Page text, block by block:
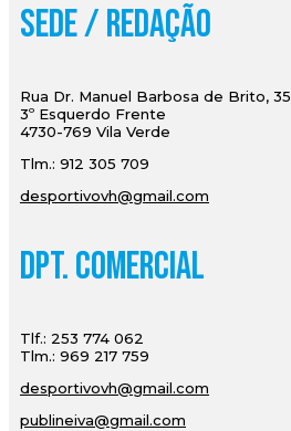
Sede / Redação
Rua Dr. Manuel Barbosa de Brito, 35
3º Esquerdo Frente
4730-769 Vila Verde
Tlm.: 912 305 709
desportivovh@gmail.com
Dpt. Comercial
Tlf.: 253 774 062
Tlm.: 969 217 759
desportivovh@gmail.com
publineiva@gmail.com